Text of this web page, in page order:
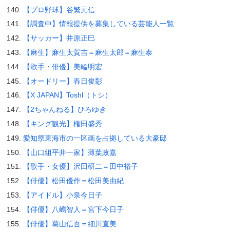
【プロ野球】谷繁元信
【調査中】情報提供を募集している芸能人一覧
【サッカー】井原正巳
【麻生】麻生太賀吉＝麻生太郎＝麻生泰
【歌手・俳優】美輪明宏
【オードリー】春日俊彰
【X JAPAN】Toshl（トシ）
【2ちゃんねる】ひろゆき
【キング観光】権田盛秀
愛知県東海市の一区画を占拠している大豪邸
【山口組平井一家】薄葉政嘉
【歌手・女優】沢田研二＝田中裕子
【俳優】松田優作＝松田美由紀
【アイドル】小泉今日子
【俳優】八嶋智人＝宮下今日子
【俳優】葛山信吾＝細川直美